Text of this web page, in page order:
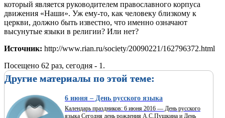
который является руководителем православного корпуса
движения «Наши». Уж ему-то, как человеку близкому к
церкви, должно быть известно, что именно означают
высунутые языки в религии? Или нет?
Источник: http://www.rian.ru/society/20090221/162796372.html
Посещено 62 раз, сегодня - 1.
Другие материалы по этой теме:
6 июня – День русского языка
Календарь праздников: 6 июня 2016 — День русского
языка Сегодня день рождения А.С.Пушкина и День